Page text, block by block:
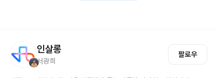
인살롱
서광희
팔로우